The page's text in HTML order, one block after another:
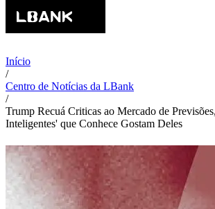
Início
/
Centro de Notícias da LBank
/
Trump Recuá Criticas ao Mercado de
Inteligentes' que Conhece Gostam Deles